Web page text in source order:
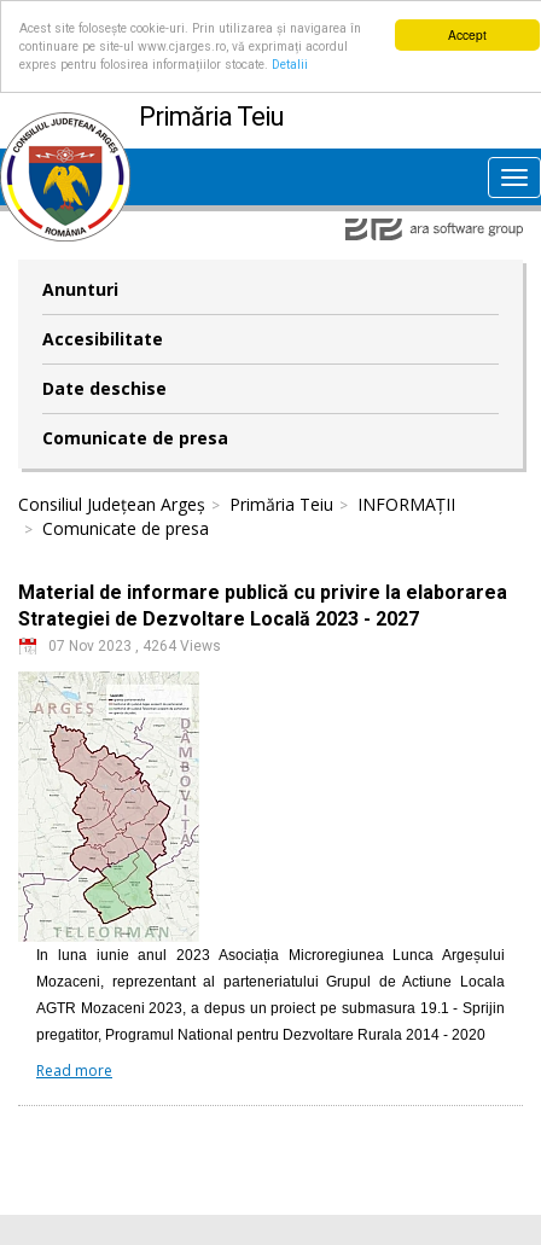
Accept
Acest site folosește cookie-uri. Prin utilizarea și navigarea în
continuare pe site-ul www.cjarges.ro, vă exprimați acordul
expres pentru folosirea informațiilor stocate.
Detalii
Primăria Teiu
Anunturi
Accesibilitate
Date deschise
Comunicate de presa
Consiliul Județean Argeș Primăria Teiu
INFORMAȚII
Comunicate de presa
Material de informare publică cu privire la elaborarea
Strategiei de Dezvoltare Locală 2023 - 2027
07 Nov 2023 , 4264 Views
In luna iunie anul 2023 Asociația Microregiunea Lunca Argeșului
Mozaceni, reprezentant al parteneriatului Grupul de Actiune Locala
AGTR Mozaceni 2023, a depus un proiect pe submasura 19.1 - Sprijin
pregatitor, Programul National pentru Dezvoltare Rurala 2014 - 2020
Read more